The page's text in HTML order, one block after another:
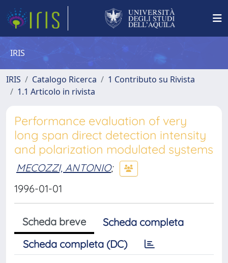
IRIS
IRIS Catalogo Ricerca
1 Contributo su Rivista
1.1 Articolo in rivista
Performance evaluation of very
long span direct detection intensity
and polarization modulated systems
MECOZZI, ANTONIO;
1996-01-01
Scheda breve
Scheda completa
Scheda completa (DC)